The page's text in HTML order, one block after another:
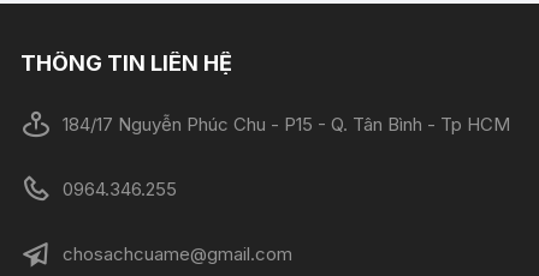
THÔNG TIN LIÊN HỆ
184/17 Nguyễn Phúc Chu - P15 - Q. Tân Bình - Tp HCM
0964.346.255
chosachcuame@gmail.com